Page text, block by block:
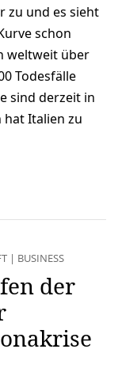
zu und es sieht
schon
weltweit über
Todesfälle
sind derzeit in
hat Italien zu
| BUSINESS
der